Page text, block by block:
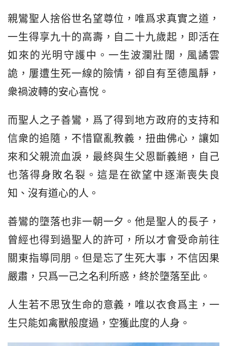
親鸞聖人捨俗世名望尊位，唯爲求真實之道，
一生得享九十的高壽，自二十九歲起，即活在
如來的光明守護中。一生波瀾壯闊，風譎雲
詭，屢遭生死一線的險情，卻自有至德風靜，
衆禍波轉的安心喜悅。
而聖人之子善鸞，爲了得到地方政府的支持和
信衆的追隨，不惜竄亂教義，扭曲佛心，讓如
來和父親流血淚，最終與生父恩斷義絕，自己
也落得身敗名裂。這是在欲望中逐漸喪失良
知、沒有道心的人。
善鸞的墮落也非一朝一夕。他是聖人的長子，
曾經也得到過聖人的許可，所以才會受命前往
關東指導同朋。但是忘了生死大事，不信因果
嚴肅，只爲一己之名利所惑，終於墮落至此。
人生若不思攷生命的意義，唯以衣食爲主，一
生只能如禽獸般度過，空獲此度的人身。